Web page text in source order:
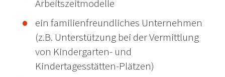
Arbeitszeitmodelle
ein familienfreundliches Unternehmen
(z.B. Unterstützung bei der Vermittlung
von Kindergarten- und
Kindertagesstätten-Plätzen)